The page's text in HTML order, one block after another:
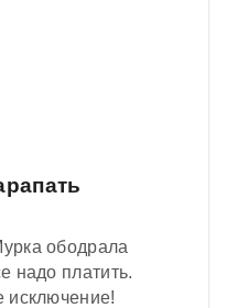
ободрала
надо платить.